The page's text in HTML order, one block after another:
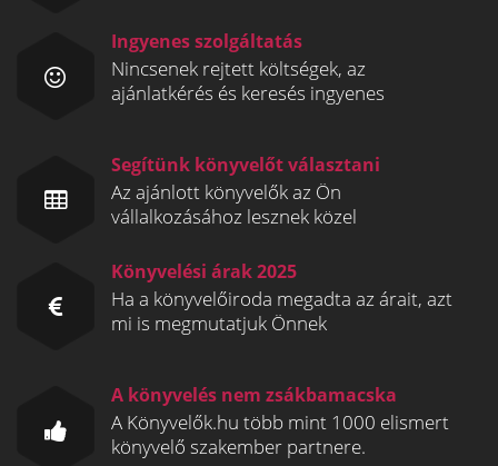
Ingyenes szolgáltatás
Nincsenek rejtett költségek, az
ajánlatkérés és keresés ingyenes
Segítünk könyvelőt választani
Az ajánlott könyvelők az Ön
vállalkozásához lesznek közel
Könyvelési árak 2025
Ha a könyvelőiroda megadta az árait, azt
mi is megmutatjuk Önnek
A könyvelés nem zsákbamacska
A Könyvelők.hu több mint 1000 elismert
könyvelő szakember partnere.